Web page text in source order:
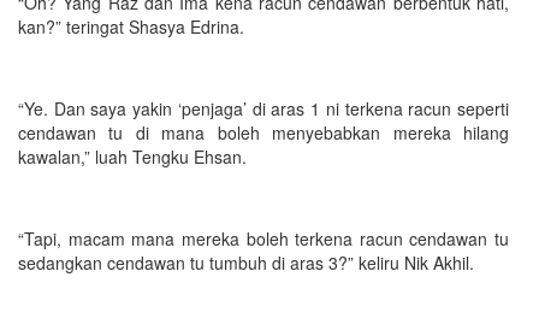
kan?” teringat Shasya Edrina.
“Ye. Dan saya yakin ‘penjaga’ di aras 1 ni terkena racun seperti
cendawan tu di mana boleh menyebabkan mereka hilang
kawalan,” luah Tengku Ehsan.
“Tapi, macam mana mereka boleh terkena racun cendawan tu
sedangkan cendawan tu tumbuh di aras 3?” keliru Nik Akhil.